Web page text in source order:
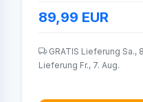
89,99 EUR
GRATIS Lieferung Sa.,
Lieferung Fr., 7. Aug.